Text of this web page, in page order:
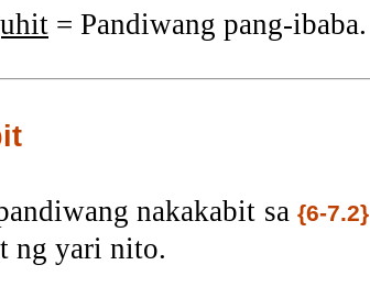
= Pandiwang pang-ibaba.
nakakabit sa {6-7.2}
ng yari nito.